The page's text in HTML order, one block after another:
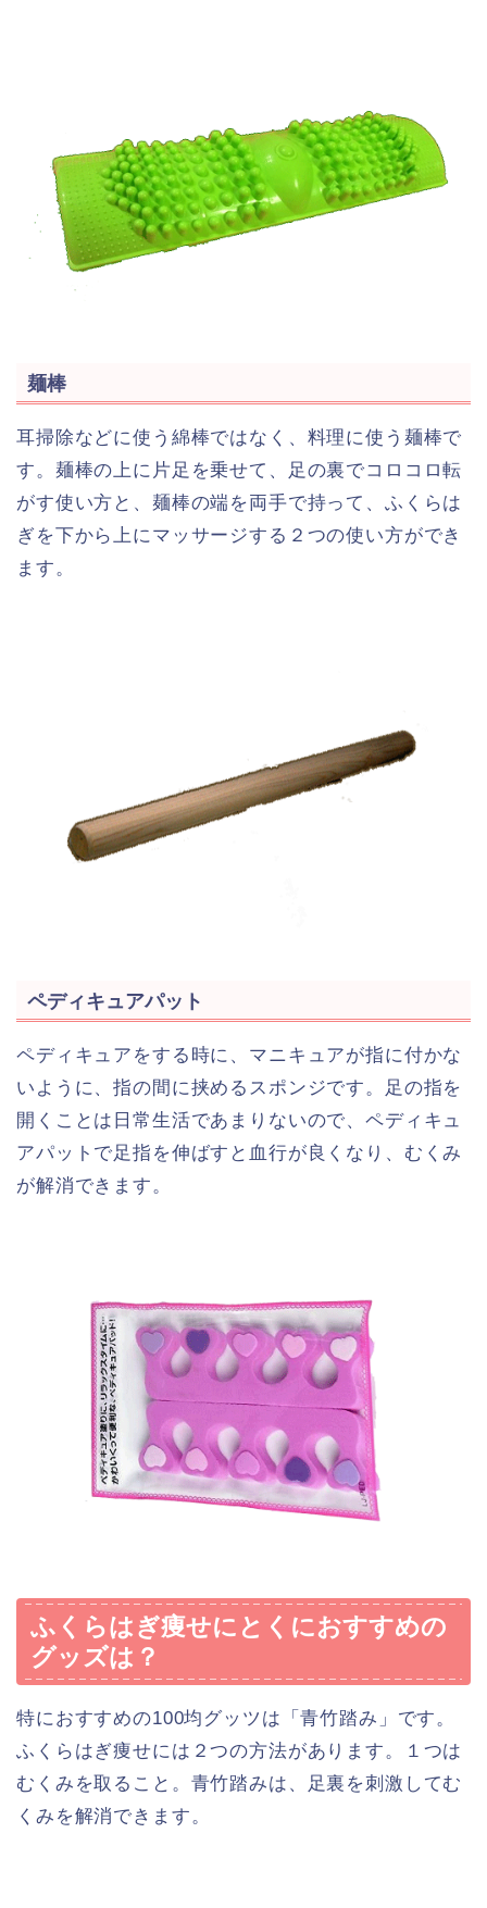
麺棒
耳掃除などに使う綿棒ではなく、料理に使う麺棒で
す。麺棒の上に片足を乗せて、足の裏でコロコロ転
がす使い方と、麺棒の端を両手で持って、ふくらは
ぎを下から上にマッサージする２つの使い方ができ
ます。
ペディキュアパット
ペディキュアをする時に、マニキュアが指に付かな
いように、指の間に挟めるスポンジです。足の指を
開くことは日常生活であまりないので、ペディキュ
アパットで足指を伸ばすと血行が良くなり、むくみ
が解消できます。
ふくらはぎ痩せにとくにおすすめの
グッズは？
特におすすめの100均グッツは「青竹踏み」です。
ふくらはぎ痩せには２つの方法があります。１つは
むくみを取ること。青竹踏みは、足裏を刺激してむ
くみを解消できます。